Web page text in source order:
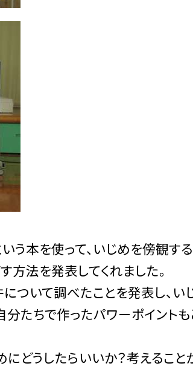
いう本を使って、いじめを傍観
方法を発表してくれました。
ついて調べたことを発表し、
たちで作ったパワーポイント
どうしたらいいか？考えること